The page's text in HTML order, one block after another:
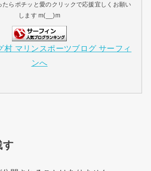
たらポチッと愛のクリックで応援宜しくお願い
します m(__)m
す